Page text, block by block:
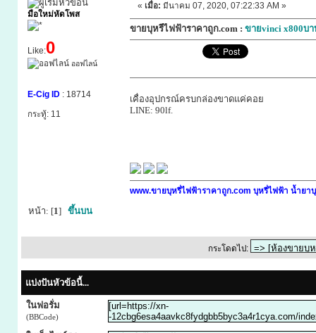
มือใหม่หัดโพส
Like:0
ออฟไลน์
E-Cig ID: 18714
กระทู้: 11
« เมื่อ: มีนาคม 07, 2020, 07:22:33 AM »
ขายบุหรี่ไฟฟ้าราคาถูก.com : ขายvinci​ x​800บ
เคื่องอุปกรณ์​ครบกล่องขาดแค่คอย
LINE​: 90lf.
www.ขายบุหรี่ไฟฟ้าราคาถูก.com บุหรี่ไฟฟ้า น้ำยา
หน้า: [1] ขึ้นบน
กระโดดไป:
แบ่งปันหัวข้อนี้...
ในฟอรั่ม
(BBCode)